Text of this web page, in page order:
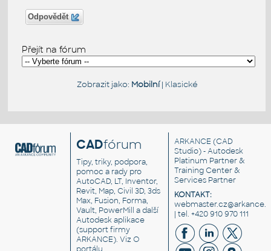
Odpovědět
Přejít na fórum
Zobrazit jako: Mobilní| Klasické
CADfórum
Tipy, triky, podpora,
pomoc a rady pro
AutoCAD, LT, Inventor,
Revit, Map, Civil 3D, 3ds
Max, Fusion, Forma,
Vault, PowerMill a další
Autodesk aplikace
(support firmy
ARKANCE). VizO
portálu
ARKANCE (CAD
Studio) - Autodesk
Platinum Partner &
Training Center &
Services Partner
KONTAKT:
| tel. +420 910 970 111